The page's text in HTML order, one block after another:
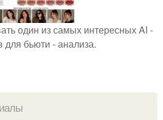
один из самых интересных AI -
для бьюти - анализа.